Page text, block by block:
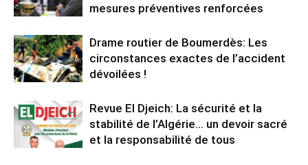
mesures préventives renforcées
Drame routier de Boumerdès: Les
circonstances exactes de l’accident
dévoilées !
Revue El Djeich: La sécurité et la
stabilité de l’Algérie… un devoir sacré
et la responsabilité de tous